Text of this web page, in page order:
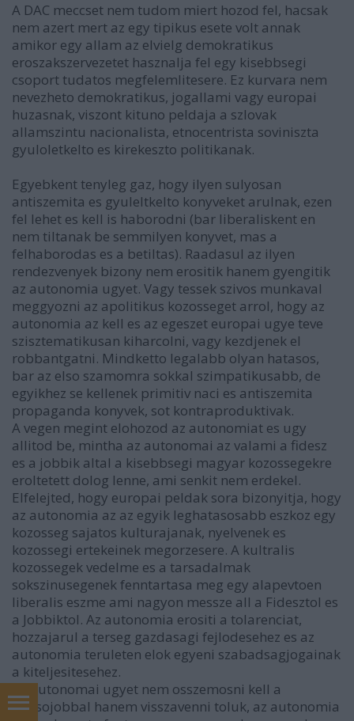
A DAC meccset nem tudom miert hozod fel, hacsak
nem azert mert az egy tipikus esete volt annak
amikor egy allam az elvielg demokratikus
eroszakszervezetet hasznalja fel egy kisebbsegi
csoport tudatos megfelemlitesere. Ez kurvara nem
nevezheto demokratikus, jogallami vagy europai
huzasnak, viszont kituno peldaja a szlovak
allamszintu nacionalista, etnocentrista soviniszta
gyuloletkelto es kirekeszto politikanak.
Egyebkent tenyleg gaz, hogy ilyen sulyosan
antiszemita es gyuleltkelto konyveket arulnak, ezen
fel lehet es kell is haborodni (bar liberaliskent en
nem tiltanak be semmilyen konyvet, mas a
felhaborodas es a betiltas). Raadasul az ilyen
rendezvenyek bizony nem erositik hanem gyengitik
az autonomia ugyet. Vagy tessek szivos munkaval
meggyozni az apolitikus kozosseget arrol, hogy az
autonomia az kell es az egeszet europai ugye teve
szisztematikusan kiharcolni, vagy kezdjenek el
robbantgatni. Mindketto legalabb olyan hatasos,
bar az elso szamomra sokkal szimpatikusabb, de
egyikhez se kellenek primitiv naci es antiszemita
propaganda konyvek, sot kontraproduktivak.
A vegen megint elohozod az autonomiat es ugy
allitod be, mintha az autonomai az valami a fidesz
es a jobbik altal a kisebbsegi magyar kozossegekre
eroltetett dolog lenne, ami senkit nem erdekel.
Elfelejted, hogy europai peldak sora bizonyitja, hogy
az autonomia az az egyik leghatasosabb eszkoz egy
kozosseg sajatos kulturajanak, nyelvenek es
kozossegi ertekeinek megorzesere. A kultralis
kozossegek vedelme es a tarsadalmak
sokszinusegenek fenntartasa meg egy alapevtoen
liberalis eszme ami nagyon messze all a Fidesztol es
a Jobbiktol. Az autonomia erositi a tolarenciat,
hozzajarul a terseg gazdasagi fejlodesehez es az
autonomia teruleten elok egyeni szabadsagjogainak
a kiteljesitesehez.
Az autonomai ugyet nem osszemosni kell a
szelsojobbal hanem visszavenni toluk, az autonomia